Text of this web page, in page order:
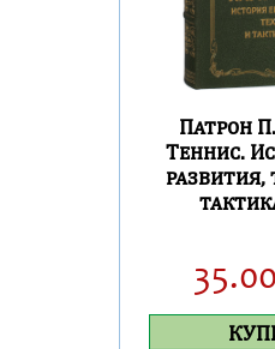
Патрон
Теннис.
развития,